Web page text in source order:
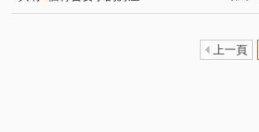
上一頁